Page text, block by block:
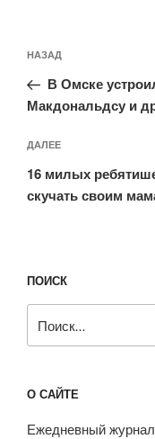
по
записям
Предыдущая
запись:
НАЗАД
В Омске
Макдональдсу и
Следующая
запись
ДАЛЕЕ
16 милых
скучать своим
ПОИСК
О САЙТЕ
Ежедневный журнал